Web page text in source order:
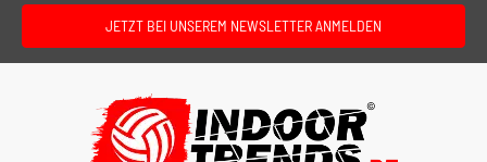
JETZT BEI UNSEREM NEWSLETTER ANMELDEN